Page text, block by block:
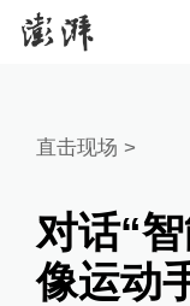
直击现场 >
对话“
像运动